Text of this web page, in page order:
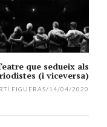
que sedueix als
(i viceversa)
FIGUERAS/14/04/2020